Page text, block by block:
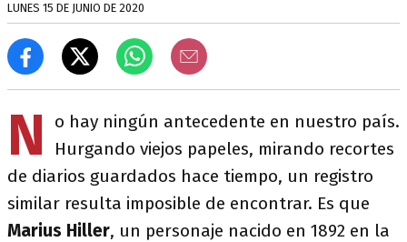
LUNES 15 DE JUNIO DE 2020
N
o hay ningún antecedente en nuestro país.
Hurgando viejos papeles, mirando recortes
de diarios guardados hace tiempo, un registro
similar resulta imposible de encontrar. Es que
Marius Hiller, un personaje nacido en 1892 en la